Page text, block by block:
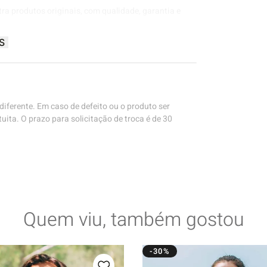
Em caso de defeito ou o produto ser
O prazo para solicitação de troca é de 30
Quem viu, também gostou
-30%